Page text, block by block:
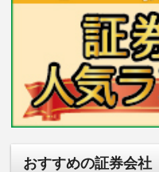
おすすめの証券会社